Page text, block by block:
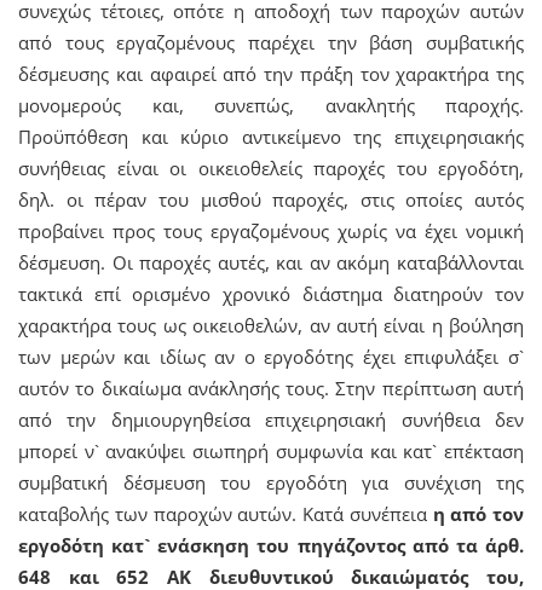
συνεχώς τέτοιες, οπότε η αποδοχή των παροχών αυτών
από τους εργαζομένους παρέχει την βάση συμβατικής
δέσμευσης και αφαιρεί από την πράξη τον χαρακτήρα της
μονομερούς και, συνεπώς, ανακλητής παροχής.
Προϋπόθεση και κύριο αντικείμενο της επιχειρησιακής
συνήθειας είναι οι οικειοθελείς παροχές του εργοδότη,
δηλ. οι πέραν του μισθού παροχές, στις οποίες αυτός
προβαίνει προς τους εργαζομένους χωρίς να έχει νομική
δέσμευση. Οι παροχές αυτές, και αν ακόμη καταβάλλονται
τακτικά επί ορισμένο χρονικό διάστημα διατηρούν τον
χαρακτήρα τους ως οικειοθελών, αν αυτή είναι η βούληση
των μερών και ιδίως αν ο εργοδότης έχει επιφυλάξει σ`
αυτόν το δικαίωμα ανάκλησής τους. Στην περίπτωση αυτή
από την δημιουργηθείσα επιχειρησιακή συνήθεια δεν
μπορεί ν` ανακύψει σιωπηρή συμφωνία και κατ` επέκταση
συμβατική δέσμευση του εργοδότη για συνέχιση της
καταβολής των παροχών αυτών. Κατά συνέπεια η από τον
εργοδότη κατ` ενάσκηση του πηγάζοντος από τα άρθ.
648 και 652 ΑΚ διευθυντικού δικαιώματός του,